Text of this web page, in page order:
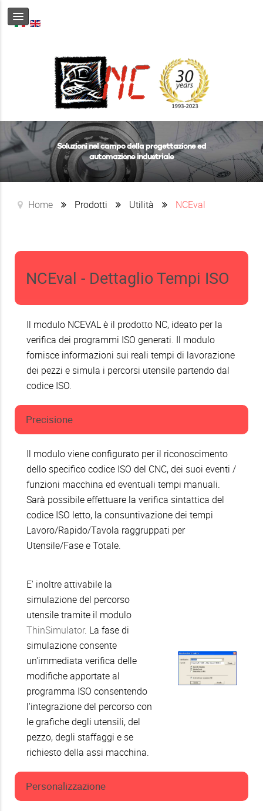
Soluzioni nel campo della progettazione ed
automazione industriale
Home Prodotti Utilità NCEval
NCEval - Dettaglio Tempi ISO
Il modulo NCEVAL è il prodotto NC, ideato per la
verifica dei programmi ISO generati. Il modulo
fornisce informazioni sui reali tempi di lavorazione
dei pezzi e simula i percorsi utensile partendo dal
codice ISO.
Precisione
Il modulo viene configurato per il riconoscimento
dello specifico codice ISO del CNC, dei suoi eventi /
funzioni macchina ed eventuali tempi manuali.
Sarà possibile effettuare la verifica sintattica del
codice ISO letto, la consuntivazione dei tempi
Lavoro/Rapido/Tavola raggruppati per
Utensile/Fase e Totale.
E' inoltre attivabile la
simulazione del percorso
utensile tramite il modulo
ThinSimulator. La fase di
simulazione consente
un'immediata verifica delle
modifiche apportate al
programma ISO consentendo
l'integrazione del percorso con
le grafiche degli utensili, del
pezzo, degli staffaggi e se
richiesto della assi macchina.
Personalizzazione